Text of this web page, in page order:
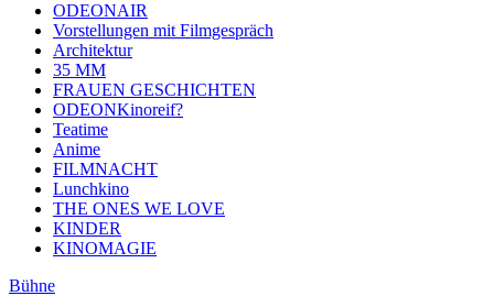
ODEONAIR
Vorstellungen mit Filmgespräch
Architektur
35 MM
FRAUEN GESCHICHTEN
ODEONKinoreif?
Teatime
Anime
FILMNACHT
Lunchkino
THE ONES WE LOVE
KINDER
KINOMAGIE
Bühne